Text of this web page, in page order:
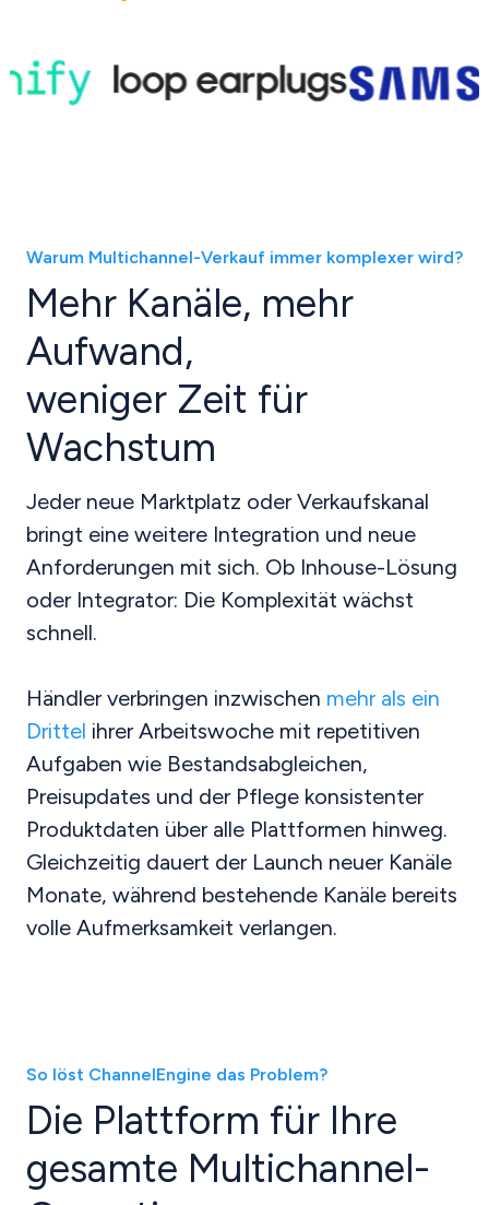
Warum Multichannel-Verkauf immer komplexer wird?
Mehr Kanäle, mehr
Aufwand,
weniger Zeit für
Wachstum
Jeder neue Marktplatz oder Verkaufskanal
bringt eine weitere Integration und neue
Anforderungen mit sich. Ob Inhouse-Lösung
oder Integrator: Die Komplexität wächst
schnell.
Händler verbringen inzwischen mehr als ein
Drittel ihrer Arbeitswoche mit repetitiven
Aufgaben wie Bestandsabgleichen,
Preisupdates und der Pflege konsistenter
Produktdaten über alle Plattformen hinweg.
Gleichzeitig dauert der Launch neuer Kanäle
Monate, während bestehende Kanäle bereits
volle Aufmerksamkeit verlangen.
So löst ChannelEngine das Problem?
Die Plattform für Ihre
gesamte Multichannel-